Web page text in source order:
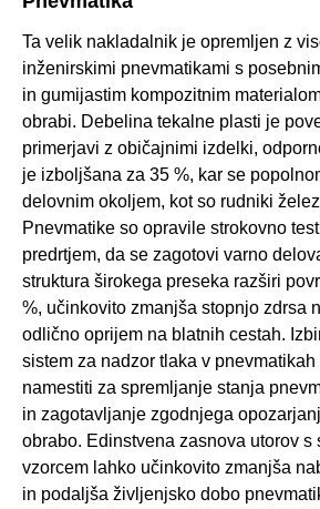
Ta velik nakladalnik je opremljen z
inženirskimi pnevmatikami s
in gumijastim kompozitnim
obrabi. Debelina tekalne plasti je
primerjavi z običajnimi izdelki,
je izboljšana za 35 %, kar se
delovnim okoljem, kot so rudniki
Pnevmatike so opravile strokovno
predrtjem, da se zagotovi varno
struktura širokega preseka razširi
%, učinkovito zmanjša stopnjo zdrsa
odlično oprijem na blatnih cestah.
sistem za nadzor tlaka v
namestiti za spremljanje stanja
in zagotavljanje zgodnjega
obrabo. Edinstvena zasnova utorov s
vzorcem lahko učinkovito zmanjša
in podaljša življenjsko dobo